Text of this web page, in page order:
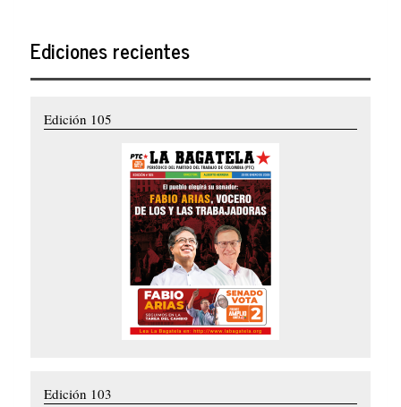
Ediciones recientes
Edición 105
Edición 103